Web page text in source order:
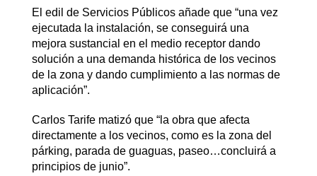
El edil de Servicios Públicos añade que “una vez
ejecutada la instalación, se conseguirá una
mejora sustancial en el medio receptor dando
solución a una demanda histórica de los vecinos
de la zona y dando cumplimiento a las normas de
aplicación”.
Carlos Tarife matizó que “la obra que afecta
directamente a los vecinos, como es la zona del
párking, parada de guaguas, paseo…concluirá a
principios de junio”.